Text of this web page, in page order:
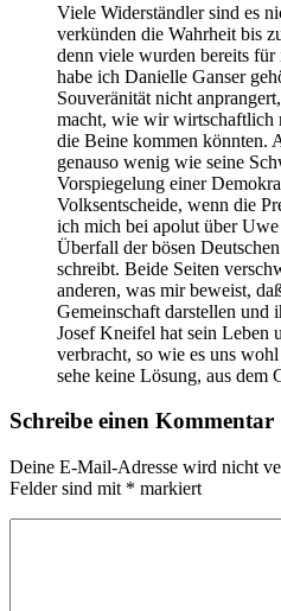
Viele Widerständler sind es
verkünden die Wahrheit bis
denn viele wurden bereits
habe ich Danielle Ganser
Souveränität nicht
macht, wie wir wirtschaftlich
die Beine kommen könnten.
genauso wenig wie seine
Vorspiegelung einer
Volksentscheide, wenn die
ich mich bei apolut über
Überfall der bösen
schreibt. Beide Seiten
anderen, was mir beweist,
Gemeinschaft darstellen
Josef Kneifel hat sein Leben
verbracht, so wie es uns
sehe keine Lösung, aus dem
Schreibe einen Kommentar
Deine E-Mail-Adresse wird nicht
Felder sind mit * markiert